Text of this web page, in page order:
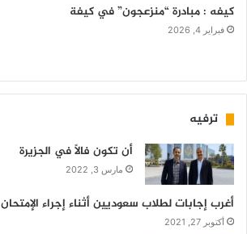
كيفه : مبادرة “منزعجون” في كيفة
فبراير 4, 2026
ترفيه
أن تكون فالاً في الجزيرة
مارس 3, 2022
أغرب إجابات لطلاب سعوديين أثناء إجراء الإمتحان
أكتوبر 27, 2021